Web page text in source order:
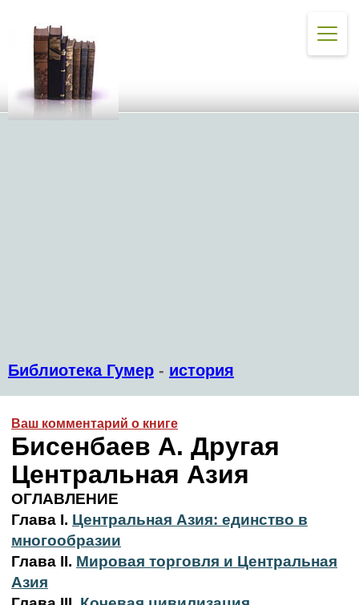
Библиотека Гумер - история
Ваш комментарий о книге
Бисенбаев А. Другая
Центральная Азия
ОГЛАВЛЕНИЕ
Глава I. Центральная Азия: единство в
многообразии
Глава II. Мировая торговля и Центральная
Азия